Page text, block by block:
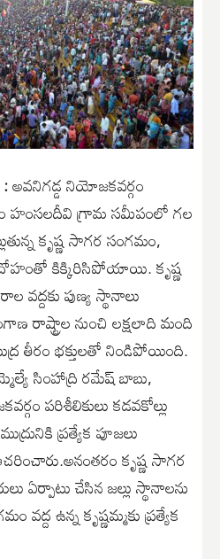
అవనిగడ్డ నియోజకవర్గం
హంసలదీవి గ్రామ సమీపంలో గల
కృష్ణ సాగర సంగమం,
కిక్కిరిసిపోయాయి. కృష్ణ
వద్దకు పుణ్య స్థానాలు
రాష్ట్రాల నుంచి లక్షలాది మంది
తీరం భక్తులతో నిండిపోయింది.
సింహాద్రి రమేష్ బాబు,
పరిశీలికులు కడవకోల్లు
ప్రత్యేక పూజలు
కృష్ణ సాగర
ఏర్పాటు చేసిన జల్లు స్థానాలను
ఉన్న కృష్ణమ్మకు ప్రత్యేక